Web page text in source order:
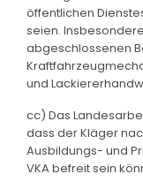
öffentlichen
seien.
abgeschlossenen
und
cc) Das
dass der Kläger
Ausbildungs- und
VKA befreit sein